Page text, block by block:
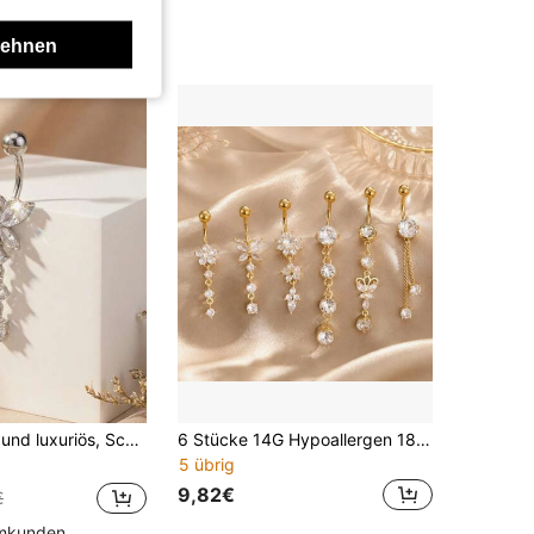
Bauchnabelringe, geeignet als Geschenk für Frauen, Valentinstag, Thanksgiving, Weihnachten, Geburtstags Party, Bar und Ball Geschenke, tägliches Tragen Outdoor Schwimm Accessoires, Piercing Körperschmuck
6 Stücke 14G Hypoallergen 18K Goldplattiert Poliert Edelstahl Bauchnabel Piercing Set | Elegante Blumen/Schmetterling/Stern Designs mit baumelnden Quasten Details, geeignet für den täglichen Gebrauch, Strand, Date Night, Party, tolles Geschenk für Freundin, beste Freundin, Teenager
5 übrig
9,82€